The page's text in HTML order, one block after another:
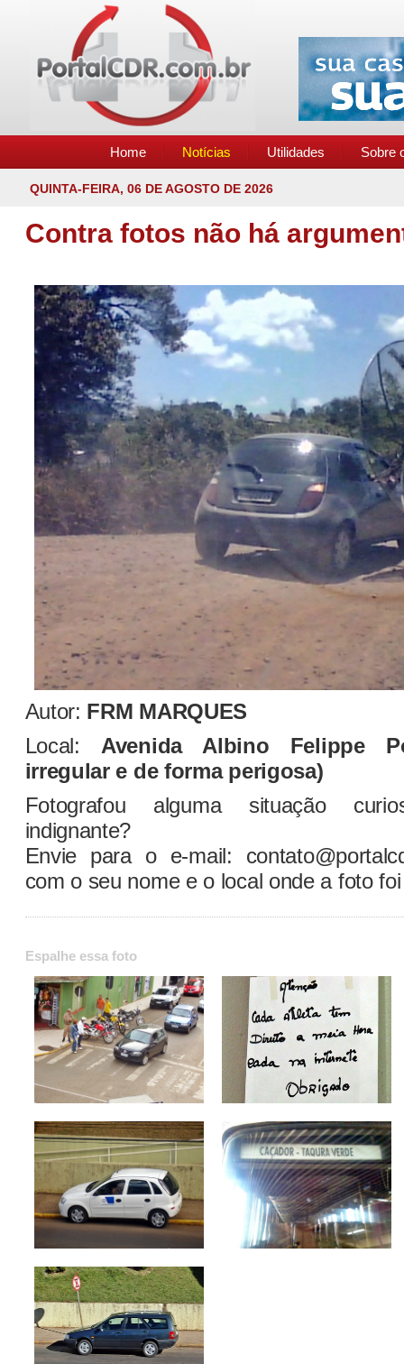
Home Notícias Utilidades Sobre
QUINTA-FEIRA, 06 DE AGOSTO DE 2026
Contra fotos não há
Autor: FRM MARQUES
Local: Avenida Albino Felippe
irregular e de forma perigosa)
Fotografou alguma situação
indignante?
Envie para o e-mail:
com o seu nome e o local onde a foto
Espalhe essa foto